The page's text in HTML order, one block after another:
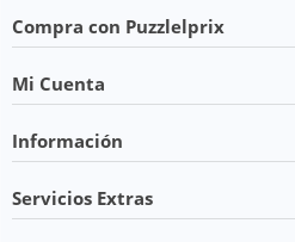
Compra con Puzzlelprix
Mi Cuenta
Información
Servicios Extras